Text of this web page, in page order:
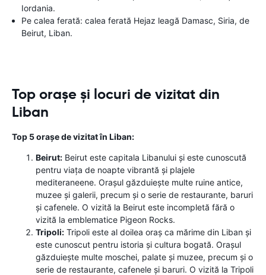
Iordania.
Pe calea ferată: calea ferată Hejaz leagă Damasc, Siria, de
Beirut, Liban.
Top orașe și locuri de vizitat din
Liban
Top 5 orașe de vizitat în Liban:
Beirut: Beirut este capitala Libanului și este cunoscută
pentru viața de noapte vibrantă și plajele
mediteraneene. Orașul găzduiește multe ruine antice,
muzee și galerii, precum și o serie de restaurante, baruri
și cafenele. O vizită la Beirut este incompletă fără o
vizită la emblematice Pigeon Rocks.
Tripoli: Tripoli este al doilea oraș ca mărime din Liban și
este cunoscut pentru istoria și cultura bogată. Orașul
găzduiește multe moschei, palate și muzee, precum și o
serie de restaurante, cafenele și baruri. O vizită la Tripoli